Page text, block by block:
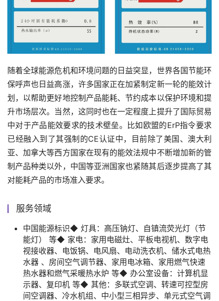
随着全球能源危机和环境问题的日益突显，世界各国节能环
保呼声也日益高涨，许多国家正在加紧制定新一轮的能效计
划，以帮助更好地控制产品能耗、节约成本以保护环境和提
升市场层次。当然，这同时也在一定程度上提升了国际贸易
中对于产品能效要求的技术壁垒。比如欧盟的ErP指令要求
已经融入到了其强制的CE认证中，目前除了美国、澳大利
亚、加拿大等西方国家在现有的能效法规中不断增加新的管
制产品种类以外，中国等亚洲国家也紧随其后逐步提高了其
对能耗产品的市场准入要求。
服务领域
中国能源标识◆ 灯具：高压钠灯、自镇流荧光灯（节
能灯） 等◆ 家电：家用电磁灶、平板电视机、数字电
视接收器、电饭锅、电风扇、电动洗衣机、储水式电热
水器 、房间空气调节器、家用电冰箱、家用燃气快速
热水器和燃气采暖热水炉 等◆ 办公室设备：计算机显
示器、复印机 等◆ 其他：多联式空调、转速可控型房
间空调器、冷水机组、中小型三相异步、单元式空气调